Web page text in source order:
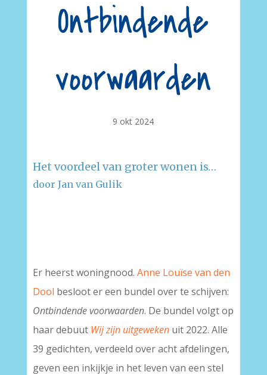
Ontbindende
voorwaarden
9 okt 2024
Het voordeel van groter wonen is…
door Jan van Gulik
Er heerst woningnood. Anne Louïse van den
Dool besloot er een bundel over te schijven:
Ontbindende voorwaarden. De bundel volgt op
haar debuut Wij zijn uitgewekenuit 2022. Alle
39 gedichten, verdeeld over acht afdelingen,
geven een inkijkje in het leven van een stel